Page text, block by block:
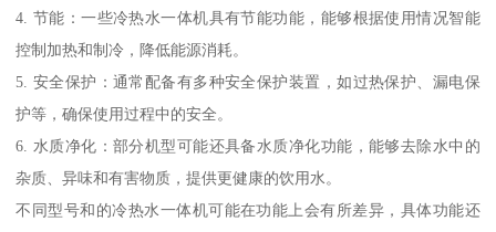
4. 节能：一些冷热水一体机具有节能功能，能够根据使用情况智能
控制加热和制冷，降低能源消耗。
5. 安全保护：通常配备有多种安全保护装置，如过热保护、漏电保
护等，确保使用过程中的安全。
6. 水质净化：部分机型可能还具备水质净化功能，能够去除水中的
杂质、异味和有害物质，提供更健康的饮用水。
不同型号和的冷热水一体机可能在功能上会有所差异，具体功能还